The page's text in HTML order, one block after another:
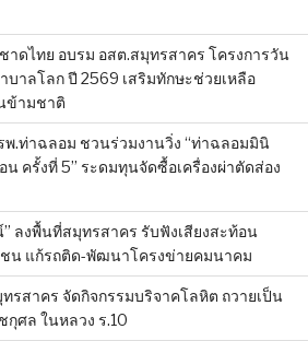
าดไทย อบรม อสต.สมุทรสาคร โครงการวัน
บาลโลก ปี 2569 เสริมทักษะช่วยเหลือ
ข้ามชาติ
พ.ท่าฉลอม ชวนร่วมงานวิ่ง “ท่าฉลอมมินิ
น ครั้งที่ 5” ระดมทุนจัดซื้อเครื่องผ่าตัดส่อง
ลงพื้นที่สมุทรสาคร รับฟังเสียงสะท้อน
น แก้รถติด-พัฒนาโครงข่ายคมนาคม
รสาคร จัดกิจกรรมบริจาคโลหิต ถวายเป็น
กุศล ในหลวง ร.10